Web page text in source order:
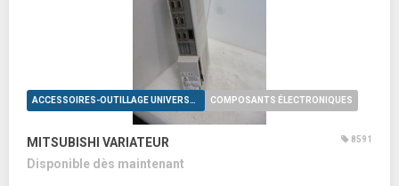
ACCESSOIRES-OUTILLAGE UNIVERSELS COMPOSANTS ÉLECTRONIQUES
MITSUBISHI VARIATEUR 8591
Disponible dès maintenant